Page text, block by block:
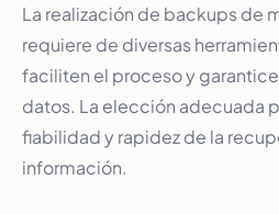
La realización de backups de
requiere de diversas
faciliten el proceso y
datos. La elección adecuada
fiabilidad y rapidez de la
información.